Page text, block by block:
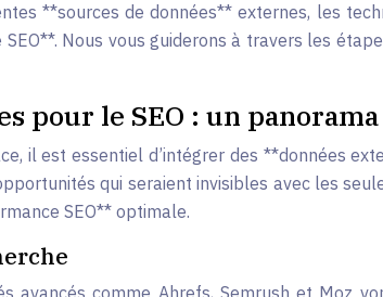
**sources de données** externes, les
Nous vous guiderons à travers les
pour le SEO : un
il est essentiel d’intégrer des **données
qui seraient invisibles avec les
SEO** optimale.
avancés comme Ahrefs, Semrush et Moz